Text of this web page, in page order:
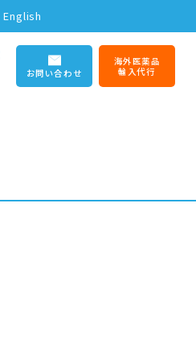
English
お問い合わせ
海外医薬品
輸入代行